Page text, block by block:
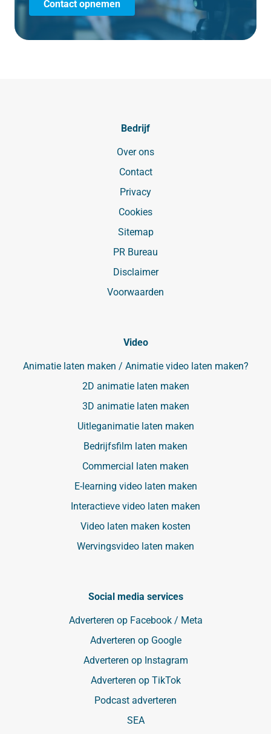
Contact opnemen
Bedrijf
Over ons
Contact
Privacy
Cookies
Sitemap
PR Bureau
Disclaimer
Voorwaarden
Video
Animatie laten maken / Animatie video laten maken?
2D animatie laten maken
3D animatie laten maken
Uitleganimatie laten maken
Bedrijfsfilm laten maken
Commercial laten maken
E-learning video laten maken
Interactieve video laten maken
Video laten maken kosten
Wervingsvideo laten maken
Social media services
Adverteren op Facebook / Meta
Adverteren op Google
Adverteren op Instagram
Adverteren op TikTok
Podcast adverteren
SEA